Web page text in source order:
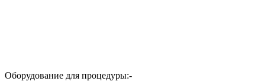
Оборудование для процедуры:-